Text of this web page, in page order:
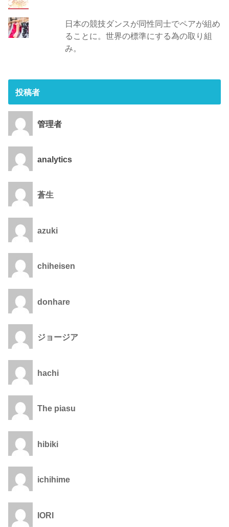
日本の競技ダンスが同性同士でペアが組め
ることに。世界の標準にする為の取り組
み。
投稿者
管理者
analytics
蒼生
azuki
chiheisen
donhare
ジョージア
hachi
The piasu
hibiki
ichihime
IORI